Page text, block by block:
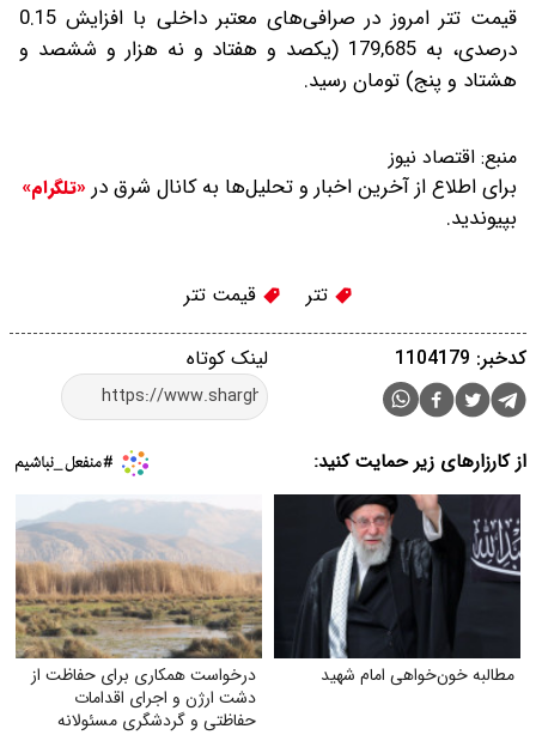
قیمت تتر امروز در صرافی‌های معتبر داخلی با افزایش 0.15
درصدی، به 179,685 (یکصد و هفتاد و نه هزار و ششصد و
هشتاد و پنج) تومان رسید.
منبع: اقتصاد نیوز
برای اطلاع از آخرین اخبار و تحلیل‌ها به کانال شرق در «تلگرام»
بپیوندید.
تتر قیمت تتر
لینک کوتاه کدخبر: 1104179
از کارزارهای زیر حمایت کنید:
مطالبه خون‌خواهی امام شهید
درخواست همکاری برای حفاظت از
دشت ارژن و اجرای اقدامات
حفاظتی و گردشگری مسئولانه